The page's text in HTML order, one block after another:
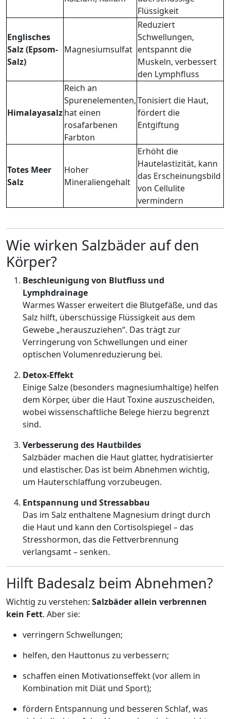
Flüssigkeit
Englisches
Salz (Epsom-
Salz)
Magnesiumsulfat
Reduziert
Schwellungen,
entspannt die
Muskeln, verbessert
den Lymphfluss
Himalayasalz
Reich an
Spurenelementen,
hat einen
rosafarbenen
Farbton
Tonisiert die Haut,
fördert die
Entgiftung
Totes Meer
Salz
Hoher
Mineraliengehalt
Erhöht die
Hautelastizität, kann
das Erscheinungsbild
von Cellulite
vermindern
Wie wirken Salzbäder auf den
Körper?
Beschleunigung von Blutfluss und
Lymphdrainage
Warmes Wasser erweitert die Blutgefäße, und das
Salz hilft, überschüssige Flüssigkeit aus dem
Gewebe „herauszuziehen“. Das trägt zur
Verringerung von Schwellungen und einer
optischen Volumenreduzierung bei.
Detox-Effekt
Einige Salze (besonders magnesiumhaltige) helfen
dem Körper, über die Haut Toxine auszuscheiden,
wobei wissenschaftliche Belege hierzu begrenzt
sind.
Verbesserung des Hautbildes
Salzbäder machen die Haut glatter, hydratisierter
und elastischer. Das ist beim Abnehmen wichtig,
um Hauterschlaffung vorzubeugen.
Entspannung und Stressabbau
Das im Salz enthaltene Magnesium dringt durch
die Haut und kann den Cortisolspiegel – das
Stresshormon, das die Fettverbrennung
verlangsamt – senken.
Hilft Badesalz beim Abnehmen?
Wichtig zu verstehen: Salzbäder allein verbrennen
kein Fett. Aber sie:
verringern Schwellungen;
helfen, den Hauttonus zu verbessern;
schaffen einen Motivationseffekt (vor allem in
Kombination mit Diät und Sport);
fördern Entspannung und besseren Schlaf, was